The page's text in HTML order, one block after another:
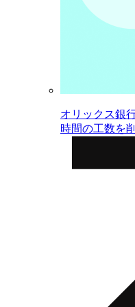
オリックス銀
時間の工数を